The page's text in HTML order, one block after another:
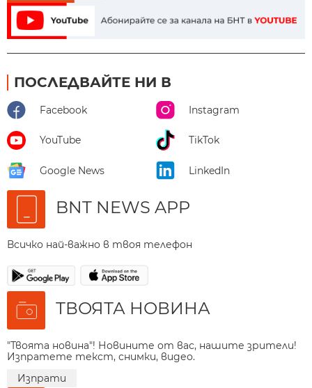
ПОСЛЕДВАЙТЕ НИ В
Facebook Instagram
YouTube TikTok
Google News LinkedIn
BNT NEWS APP
Всичко най-важно в твоя телефон
ТВОЯТА НОВИНА
"Твоята новина"! Новините от вас, нашите зрители!
Изпратете текст, снимки, видео.
Изпрати